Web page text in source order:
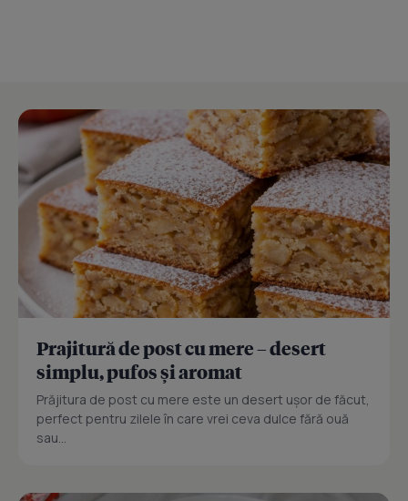
Prajitură de post cu mere – desert
simplu, pufos și aromat
Prăjitura de post cu mere este un desert ușor de făcut,
perfect pentru zilele în care vrei ceva dulce fără ouă
sau...